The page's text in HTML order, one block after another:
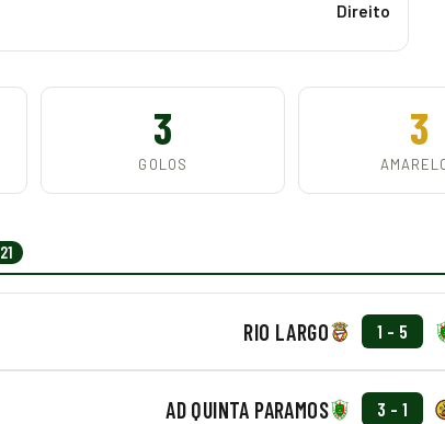
Direito
3
GOLOS
3
21
RIO LARGO 1 - 5
AD QUINTA PARAMOS 3 - 1